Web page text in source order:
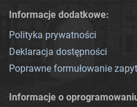
Informacje dodatkowe:
Polityka prywatności
Deklaracja dostępności
Poprawne formułowanie
Informacje o